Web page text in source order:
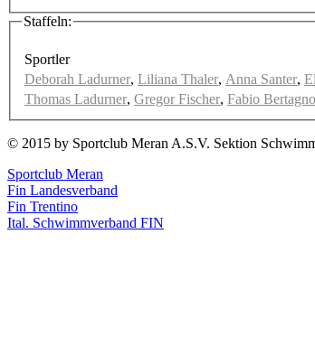
Staffeln:
Sportler
Deborah Ladurner, Liliana Thaler, Anna Santer,
Thomas Ladurner, Gregor Fischer, Fabio
© 2015 by Sportclub Meran A.S.V. Sektion
Sportclub Meran
Fin Landesverband
Fin Trentino
Ital. Schwimmverband FIN